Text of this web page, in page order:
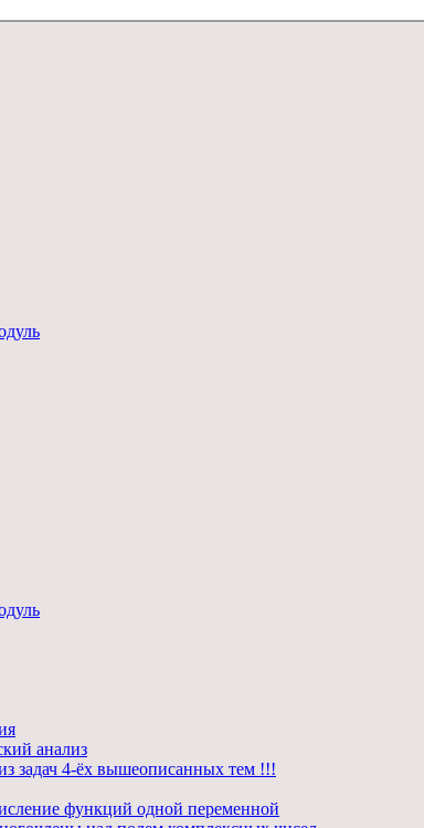
анализ
задач 4-ёх вышеописанных тем !!!
функций одной переменной